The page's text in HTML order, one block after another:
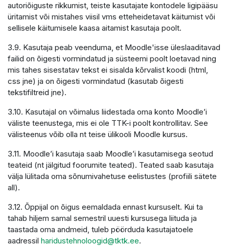
autoriõiguste rikkumist, teiste kasutajate kontodele ligipääsu
üritamist või mistahes viisil vms etteheidetavat käitumist või
sellisele käitumisele kaasa aitamist kasutaja poolt.
3.9. Kasutaja peab veenduma, et Moodle'isse üleslaaditavad
failid on õigesti vormindatud ja süsteemi poolt loetavad ning
mis tahes sisestatav tekst ei sisalda kõrvalist koodi (html,
css jne) ja on õigesti vormindatud (kasutab õigesti
tekstifiltreid jne).
3.10. Kasutajal on võimalus liidestada oma konto Moodle’i
väliste teenustega, mis ei ole TTK-i poolt kontrollitav. See
välisteenus võib olla nt teise ülikooli Moodle kursus.
3.11. Moodle’i kasutaja saab Moodle’i kasutamisega seotud
teateid (nt jälgitud foorumite teated). Teated saab kasutaja
välja lülitada oma sõnumivahetuse eelistustes (profiili sätete
all).
3.12. Õppijal on õigus eemaldada ennast kursuselt. Kui ta
tahab hiljem samal semestril uuesti kursusega liituda ja
taastada oma andmeid, tuleb pöörduda kasutajatoele
aadressil haridustehnoloogid@tktk.ee.